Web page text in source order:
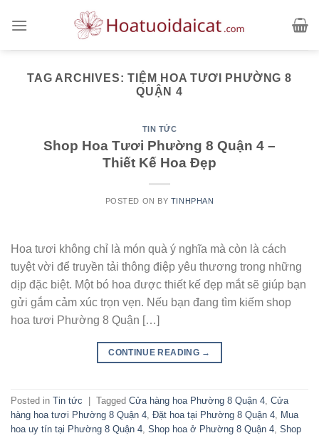
TAG ARCHIVES:TIỆM HOA TƯƠI PHƯỜNG 8
QUẬN 4
TIN TỨC
Shop Hoa Tươi Phường 8 Quận 4 –
Thiết Kế Hoa Đẹp
POSTED ON BY TINHPHAN
Hoa tươi không chỉ là món quà ý nghĩa mà còn là cách
tuyệt vời để truyền tải thông điệp yêu thương trong những
dịp đặc biệt. Một bó hoa được thiết kế đẹp mắt sẽ giúp bạn
gửi gắm cảm xúc trọn vẹn. Nếu bạn đang tìm kiếm shop
hoa tươi Phường 8 Quận […]
CONTINUE READING →
Posted in Tin tức Tagged Cửa hàng hoa Phường 8 Quận 4 Cửa
hàng hoa tươi Phường 8 Quận 4 Đặt hoa tại Phường 8 Quận 4
Mua
hoa uy tín tại Phường 8 Quận 4 Shop hoa ở Phường 8 Quận 4 Shop